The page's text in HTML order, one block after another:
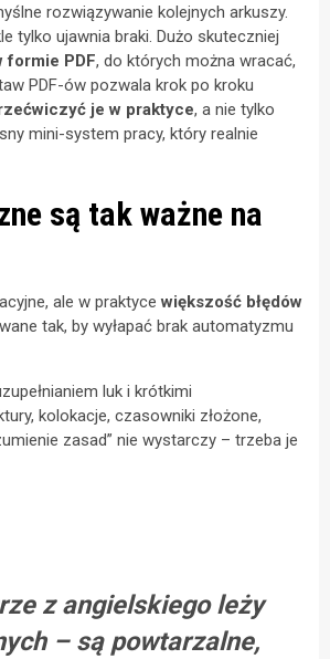
rozwiązywanie kolejnych arkuszy.
tylko ujawnia braki. Dużo skuteczniej
formie PDF, do których można wracać,
PDF-ów pozwala krok po kroku
je w praktyce, a nie tylko
mini-system pracy, który realnie
są tak ważne na
ale w praktycewiększość błędów
tak, by wyłapać brak automatyzmu
luk i krótkimi
kolokacje, czasowniki złożone,
zasad” nie wystarczy – trzeba je
z angielskiego leży
– są powtarzalne,